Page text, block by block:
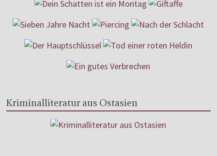
Kriminalliteratur aus Ostasien